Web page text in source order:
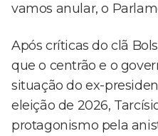
vamos anular, o
Após críticas do clã
que o centrão e o
situação do ex-
eleição de 2026,
protagonismo pela